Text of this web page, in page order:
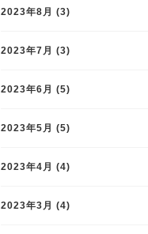
2023年8月 (3)
2023年7月 (3)
2023年6月 (5)
2023年5月 (5)
2023年4月 (4)
2023年3月 (4)